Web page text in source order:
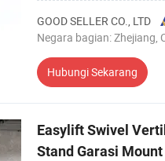
GOOD SELLER CO., LTD
Negara bagian: Zhejiang,
Hubungi Sekarang
Easylift Swivel
Stand Garasi